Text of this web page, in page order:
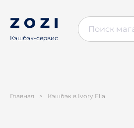
Кэшбэк-сервис
Главная > Кэшбэк в Ivory Ella